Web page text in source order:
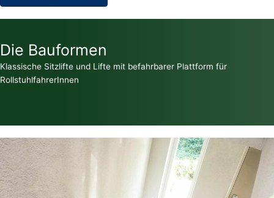
Die Bauformen
Klassische Sitzlifte und Lifte mit befahrbarer Plattform für
RollstuhlfahrerInnen